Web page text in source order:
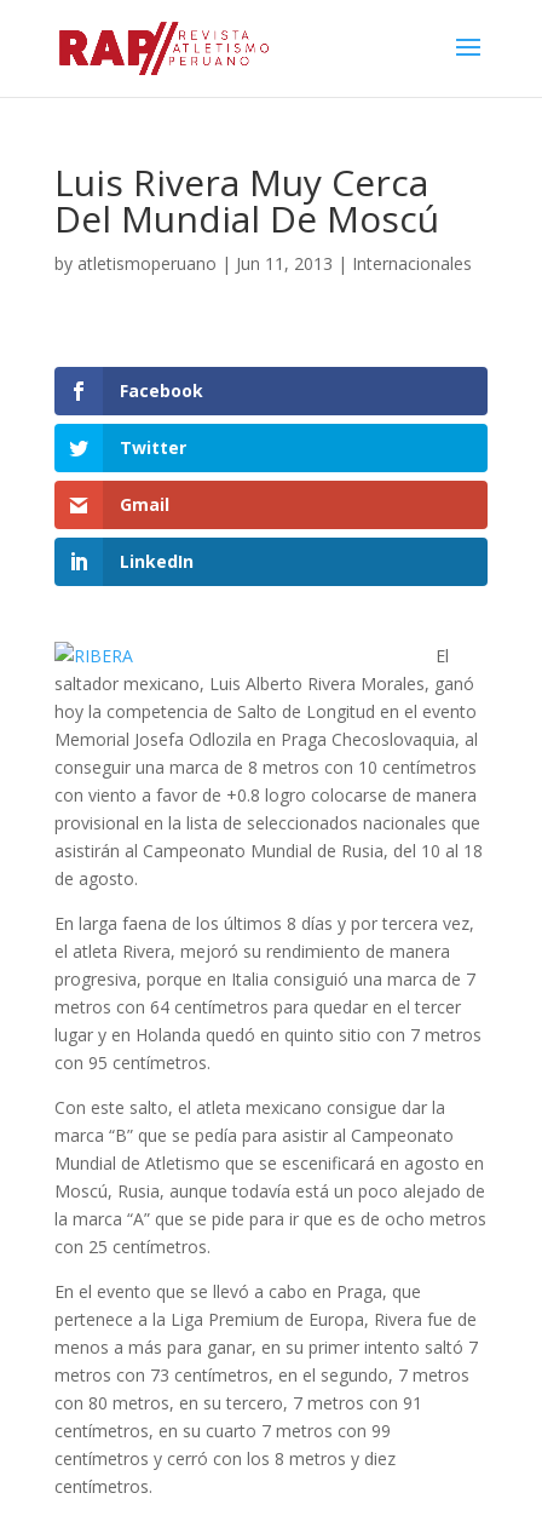
Luis Rivera Muy Cerca
Del Mundial De Moscú
by atletismoperuano | Jun 11, 2013 | Internacionales
Facebook
Twitter
Gmail
LinkedIn
El
saltador mexicano, Luis Alberto Rivera Morales, ganó
hoy la competencia de Salto de Longitud en el evento
Memorial Josefa Odlozila en Praga Checoslovaquia, al
conseguir una marca de 8 metros con 10 centímetros
con viento a favor de +0.8 logro colocarse de manera
provisional en la lista de seleccionados nacionales que
asistirán al Campeonato Mundial de Rusia, del 10 al 18
de agosto.
En larga faena de los últimos 8 días y por tercera vez,
el atleta Rivera, mejoró su rendimiento de manera
progresiva, porque en Italia consiguió una marca de 7
metros con 64 centímetros para quedar en el tercer
lugar y en Holanda quedó en quinto sitio con 7 metros
con 95 centímetros.
Con este salto, el atleta mexicano consigue dar la
marca “B” que se pedía para asistir al Campeonato
Mundial de Atletismo que se escenificará en agosto en
Moscú, Rusia, aunque todavía está un poco alejado de
la marca “A” que se pide para ir que es de ocho metros
con 25 centímetros.
En el evento que se llevó a cabo en Praga, que
pertenece a la Liga Premium de Europa, Rivera fue de
menos a más para ganar, en su primer intento saltó 7
metros con 73 centímetros, en el segundo, 7 metros
con 80 metros, en su tercero, 7 metros con 91
centímetros, en su cuarto 7 metros con 99
centímetros y cerró con los 8 metros y diez
centímetros.